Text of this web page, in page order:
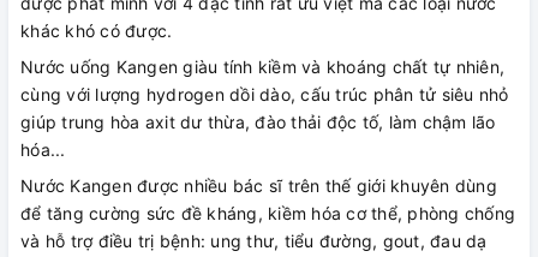
khác khó có được.
Nước uống Kangen giàu tính kiềm và khoáng chất tự nhiên,
cùng với lượng hydrogen dồi dào, cấu trúc phân tử siêu nhỏ
giúp trung hòa axit dư thừa, đào thải độc tố, làm chậm lão
hóa...
Nước Kangen được nhiều bác sĩ trên thế giới khuyên dùng
để tăng cường sức đề kháng, kiềm hóa cơ thể, phòng chống
và hỗ trợ điều trị bệnh: ung thư, tiểu đường, gout, đau dạ